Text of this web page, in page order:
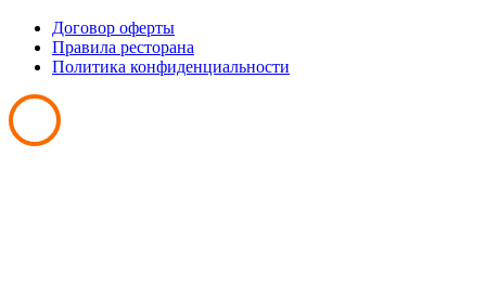
Договор оферты
Правила ресторана
Политика конфиденциальности